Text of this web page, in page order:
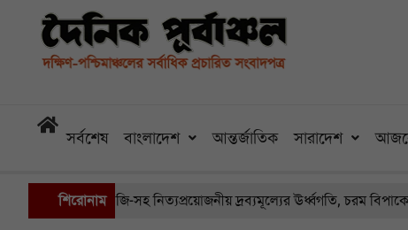
সর্বশেষ বাংলাদেশ আন্তর্জাতিক সারাদেশ
শিরোনাম
বাজারে সবজি-সহ নিত্যপ্রয়োজনীয় দ্রব্যমূল্যের ঊর্ধ্বগতি, চরম বিপাকে